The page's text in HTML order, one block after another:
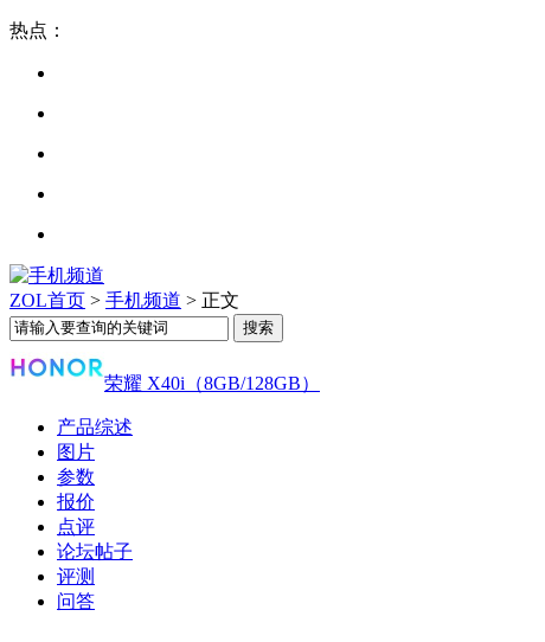
热点：
ZOL首页 > 手机频道 > 正文
荣耀 X40i（8GB/128GB）
产品综述
图片
参数
报价
点评
论坛帖子
评测
问答